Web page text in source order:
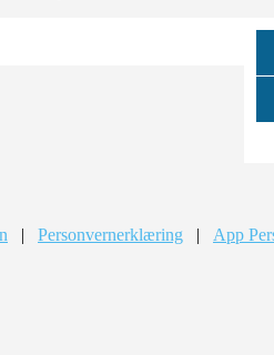
| Personvernerklæring | App